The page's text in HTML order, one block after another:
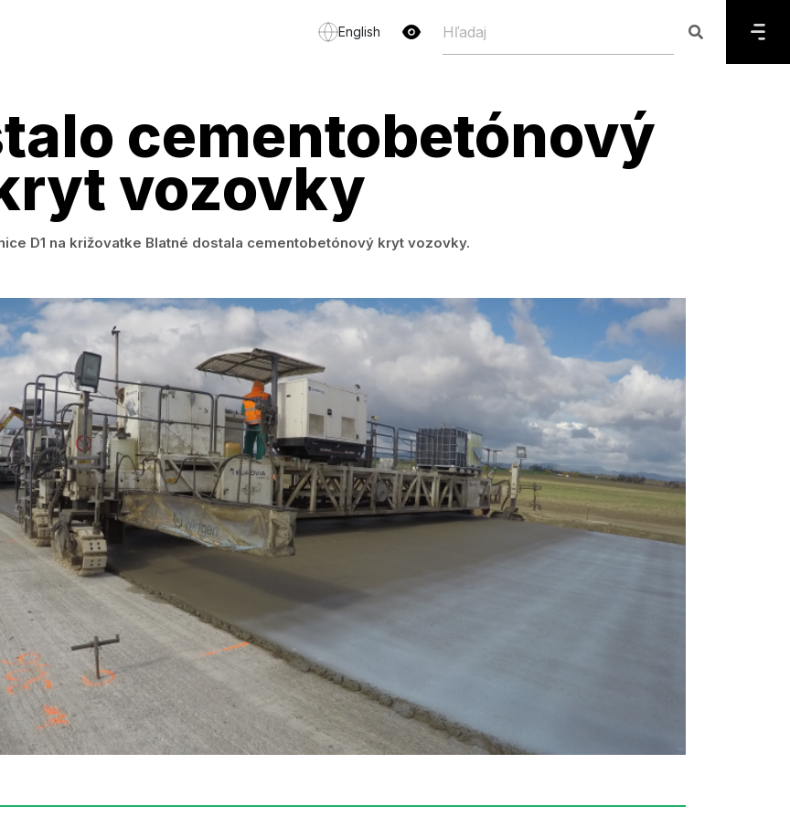
English
cementobetónový
vozovky
D1 na križovatke Blatné dostala cementobetónový kryt vozovky.